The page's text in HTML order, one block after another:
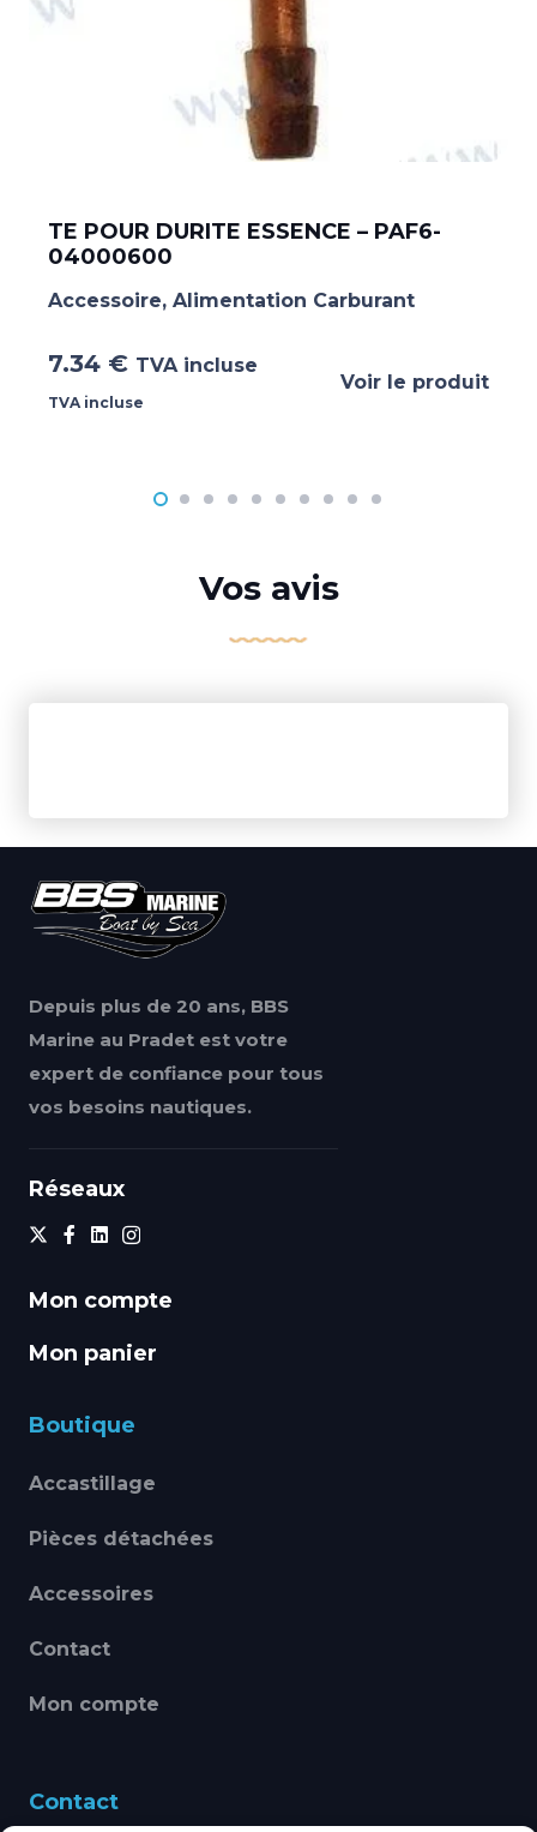
TE POUR DURITE ESSENCE – PAF6-
04000600
Accessoire, Alimentation Carburant
7.34 € TVA incluse
TVA incluse
Voir le produit
Vos avis
Depuis plus de 20 ans, BBS
Marine au Pradet est votre
expert de confiance pour tous
vos besoins nautiques.
Réseaux
Mon compte
Mon panier
Boutique
Accastillage
Pièces détachées
Accessoires
Contact
Mon compte
Contact